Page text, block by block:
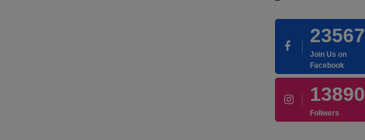
23567
Join Us on
Facebook
13890
Follwers